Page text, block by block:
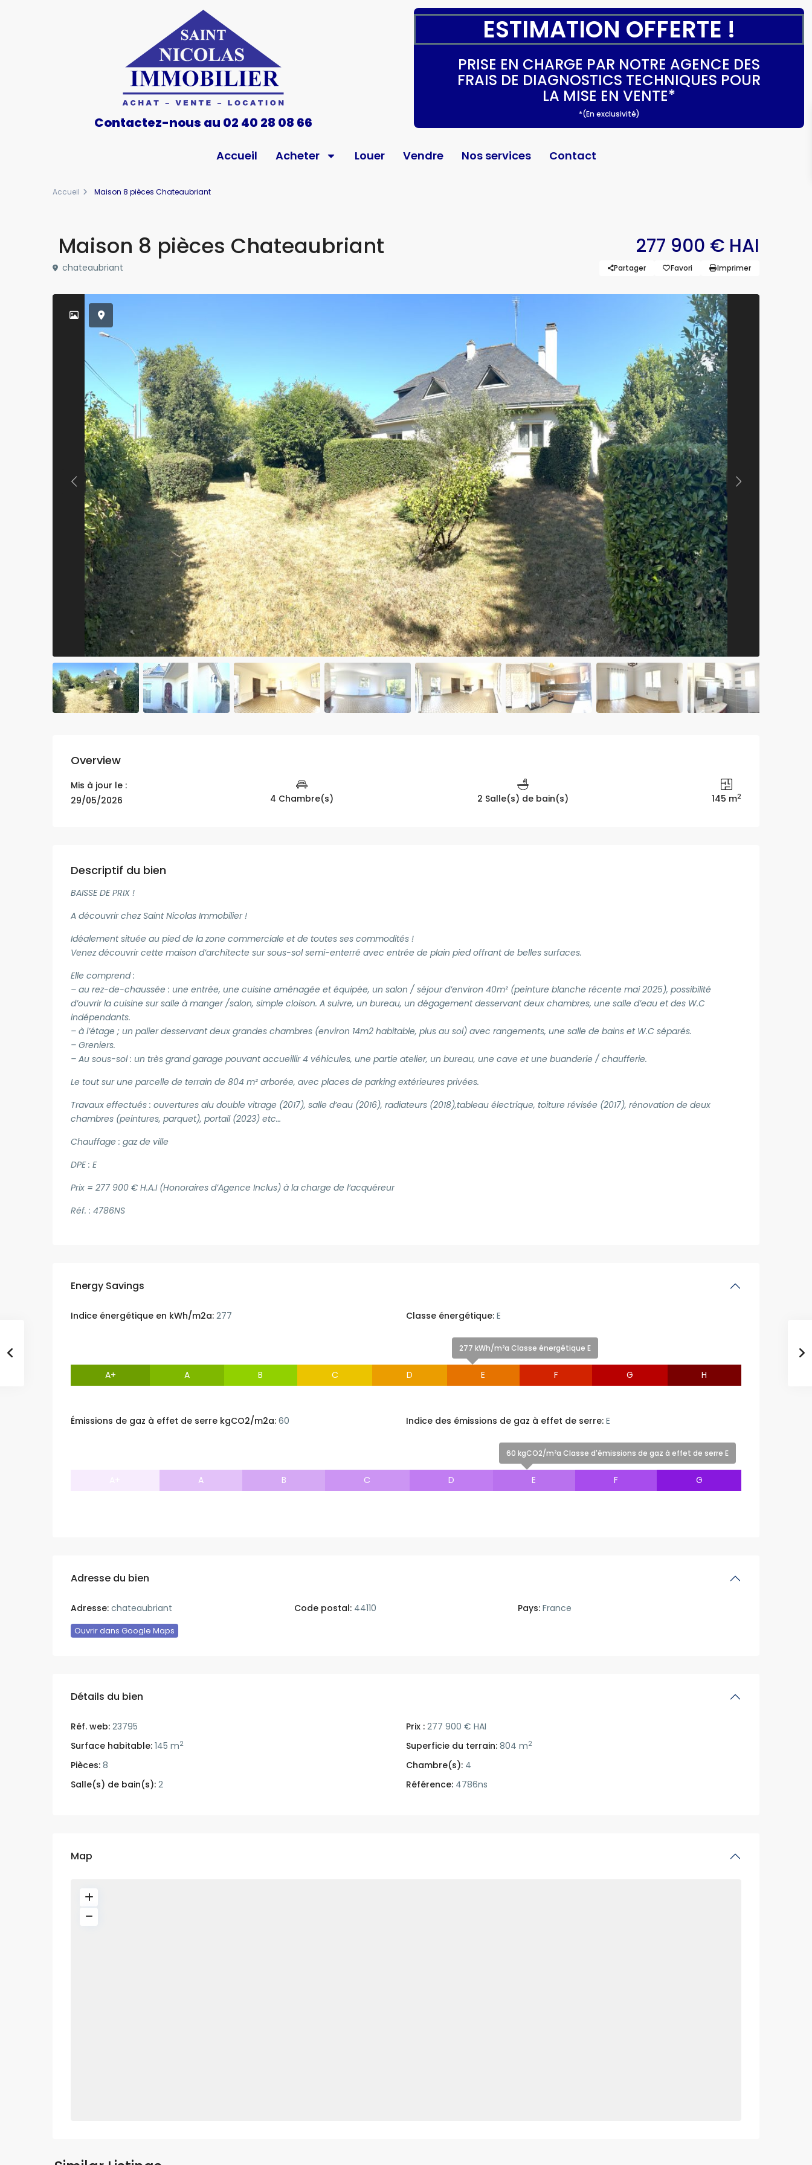
Contactez-nous au 02 40 28 08 66
ESTIMATION OFFERTE !
PRISE EN CHARGE PAR NOTRE AGENCE DES
FRAIS DE DIAGNOSTICS TECHNIQUES POUR
LA MISE EN VENTE*
*(En exclusivité)
Accueil Acheter Louer Vendre Nos services Contact
Accueil Maison 8 pièces Chateaubriant
Maison 8 pièces Chateaubriant 277 900 € HAI
chateaubriant Partager Favori Imprimer
Previous Previous
Overview
Mis à jour le :
29/05/2026
4 Chambre(s) 2 Salle(s) de bain(s) 145 m2
Descriptif du bien
BAISSE DE PRIX !
A découvrir chez Saint Nicolas Immobilier !
Idéalement située au pied de la zone commerciale et de toutes ses commodités !
Venez découvrir cette maison d’architecte sur sous-sol semi-enterré avec entrée de plain pied offrant de belles surfaces.
Elle comprend :
– au rez-de-chaussée : une entrée, une cuisine aménagée et équipée, un salon / séjour d’environ 40m² (peinture blanche récente mai 2025), possibilité
d’ouvrir la cuisine sur salle à manger /salon, simple cloison. A suivre, un bureau, un dégagement desservant deux chambres, une salle d’eau et des W.C
indépendants.
– à l’étage ; un palier desservant deux grandes chambres (environ 14m2 habitable, plus au sol) avec rangements, une salle de bains et W.C séparés.
– Greniers.
– Au sous-sol : un très grand garage pouvant accueillir 4 véhicules, une partie atelier, un bureau, une cave et une buanderie / chaufferie.
Le tout sur une parcelle de terrain de 804 m² arborée, avec places de parking extérieures privées.
Travaux effectués : ouvertures alu double vitrage (2017), salle d’eau (2016), radiateurs (2018),tableau électrique, toiture révisée (2017), rénovation de deux
chambres (peintures, parquet), portail (2023) etc…
Chauffage : gaz de ville
DPE : E
Prix = 277 900 € H.A.I (Honoraires d’Agence Inclus) à la charge de l’acquéreur
Réf. : 4786NS
Energy Savings
Indice énergétique en kWh/m2a: 277 Classe énergétique: E
A+ A B C D
277 kWh/m²a Classe énergétique E
E F G H
Émissions de gaz à effet de serre kgCO2/m2a: 60 Indice des émissions de gaz à effet de serre: E
A B C D
60 kgCO2/m²a Classe d'émissions de gaz à effet de serre E
E F G
Adresse du bien
Adresse: chateaubriant Code postal: 44110 Pays: France
Ouvrir dans Google Maps
Détails du bien
Réf. web: 23795 Prix : 277 900 € HAI
Surface habitable: 145 m2 Superficie du terrain: 804 m2
Pièces: 8 Chambre(s): 4
Salle(s) de bain(s): 2 Référence: 4786ns
Map